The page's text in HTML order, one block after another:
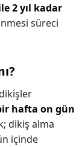
2 yıl kadar
süreci
hafta on gün
dikiş alma
içinde